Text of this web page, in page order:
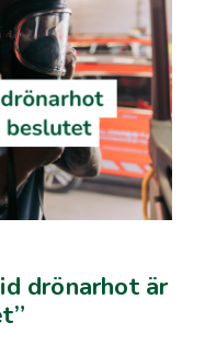
drönarhot är